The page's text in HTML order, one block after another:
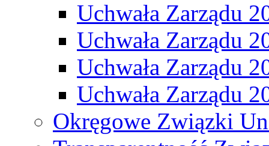
Uchwała Zarządu
Uchwała Zarządu
Uchwała Zarządu
Uchwała Zarządu
Okręgowe Związki